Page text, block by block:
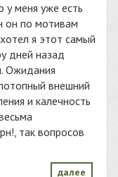
у меня уже есть
он по мотивам
я этот самый
дней назад
Ожидания
внешний
и калечность
так вопросов
далее